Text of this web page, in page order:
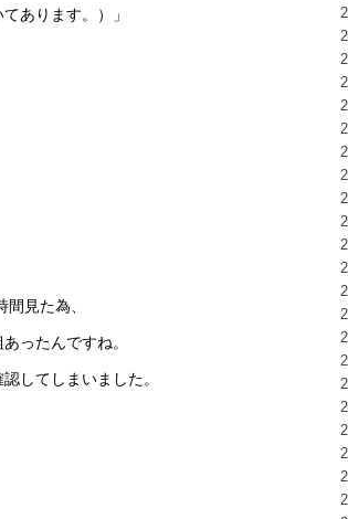
あります。）」
見た為、
ったんですね。
してしまいました。